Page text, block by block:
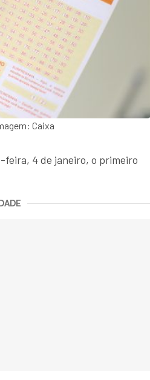
Caixa
feira, 4 de janeiro, o primeiro